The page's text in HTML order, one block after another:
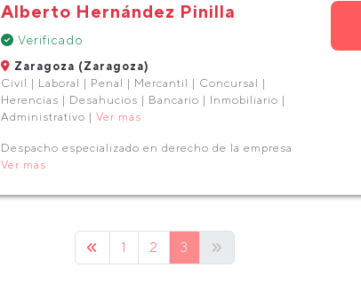
Alberto Hernández Pinilla
Verificado
Zaragoza (Zaragoza)
Civil | Laboral | Penal | Mercantil | Concursal |
Herencias | Desahucios | Bancario | Inmobiliario |
Administrativo | Ver más
Despacho especializado en derecho de la empresa
Ver más
1 2 3